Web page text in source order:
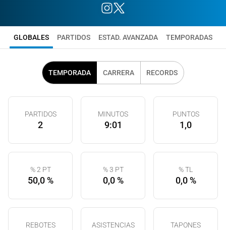
GLOBALES PARTIDOS ESTAD. AVANZADA TEMPORADAS
TEMPORADA CARRERA RECORDS
PARTIDOS
2
MINUTOS
9:01
PUNTOS
1,0
% 2 PT
50,0 %
% 3 PT
0,0 %
% TL
0,0 %
REBOTES ASISTENCIAS TAPONES